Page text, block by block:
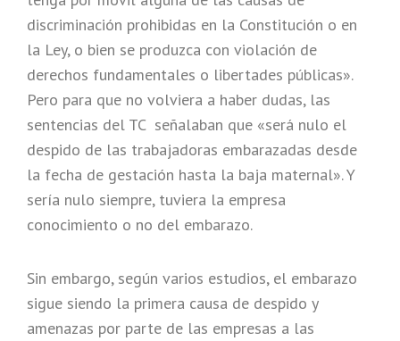
discriminación prohibidas en la Constitución o en
la Ley, o bien se produzca con violación de
derechos fundamentales o libertades públicas».
Pero para que no volviera a haber dudas, las
sentencias del TC señalaban que «será nulo el
despido de las trabajadoras embarazadas desde
la fecha de gestación hasta la baja maternal». Y
sería nulo siempre, tuviera la empresa
conocimiento o no del embarazo.
Sin embargo, según varios estudios, el embarazo
sigue siendo la primera causa de despido y
amenazas por parte de las empresas a las